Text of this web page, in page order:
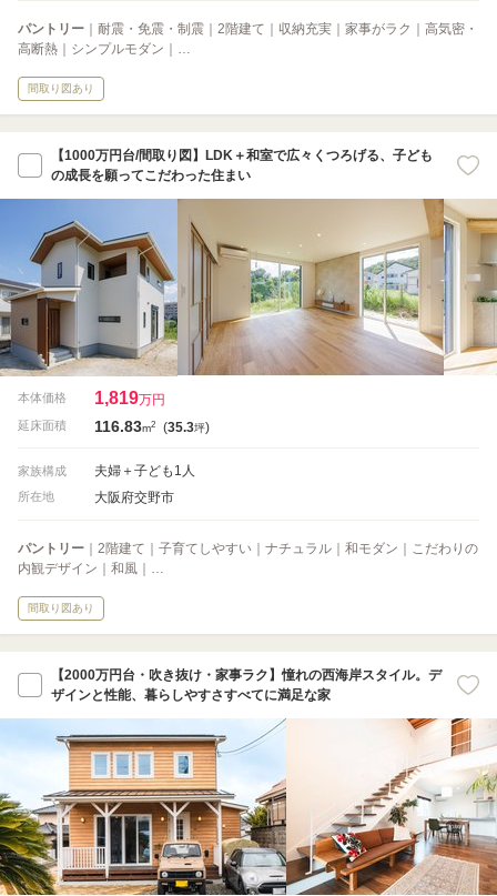
パントリー ｜耐震・免震・制震｜2階建て｜収納充実｜家事がラク｜高気密・
高断熱｜シンプルモダン｜…
間取り図あり
【1000万円台/間取り図】LDK＋和室で広々くつろげる、子ども
の成長を願ってこだわった住まい
本体価格 1,819万円
延床面積 116.83m2 (35.3坪)
家族構成 夫婦＋子ども1人
所在地 大阪府交野市
パントリー ｜2階建て｜子育てしやすい｜ナチュラル｜和モダン｜こだわりの
内観デザイン｜和風｜…
間取り図あり
【2000万円台・吹き抜け・家事ラク】憧れの西海岸スタイル。デ
ザインと性能、暮らしやすさすべてに満足な家